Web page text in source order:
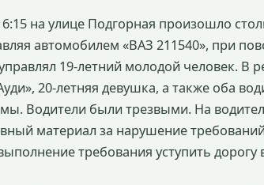
на улице Подгорная произошло
автомобилем «ВАЗ 211540», при
19-летний молодой человек. В
20-летняя девушка, а также оба
Водители были трезвыми. На
материал за нарушение
требования уступить